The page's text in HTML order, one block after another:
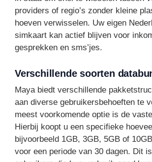
providers of regio’s zonder kleine
hoeven verwisselen. Uw eigen
simkaart kan actief blijven voor
gesprekken en sms’jes.
Verschillende soorten
Maya biedt verschillende
aan diverse gebruikersbehoeften te
meest voorkomende optie is de
Hierbij koopt u een specifieke
bijvoorbeeld 1GB, 3GB, 5GB of
voor een periode van 30 dagen. Dit